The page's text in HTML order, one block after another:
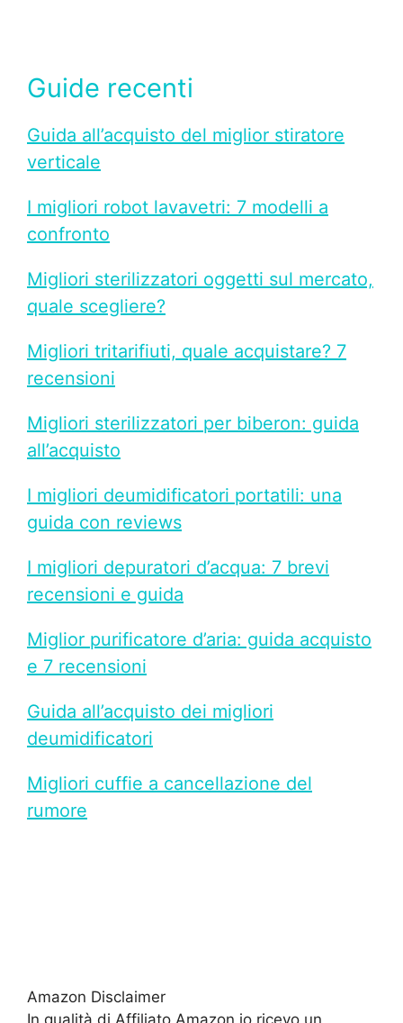
Guide recenti
Guida all’acquisto del miglior stiratore
verticale
I migliori robot lavavetri: 7 modelli a
confronto
Migliori sterilizzatori oggetti sul mercato,
quale scegliere?
Migliori tritarifiuti, quale acquistare? 7
recensioni
Migliori sterilizzatori per biberon: guida
all’acquisto
I migliori deumidificatori portatili: una
guida con reviews
I migliori depuratori d’acqua: 7 brevi
recensioni e guida
Miglior purificatore d’aria: guida acquisto
e 7 recensioni
Guida all’acquisto dei migliori
deumidificatori
Migliori cuffie a cancellazione del
rumore
Amazon Disclaimer